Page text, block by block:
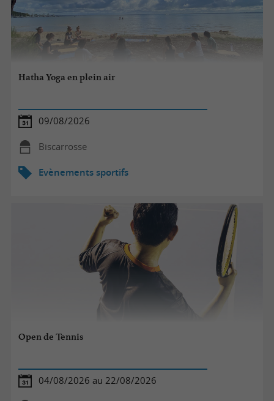
Hatha Yoga en plein air
09/08/2026
Biscarrosse
Evènements sportifs
Open de Tennis
04/08/2026 au 22/08/2026